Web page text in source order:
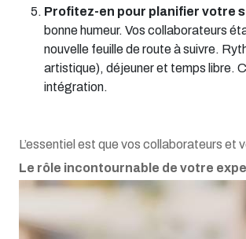
Profitez-en pour planifier votre
bonne humeur. Vos collaborateurs
nouvelle feuille de route à suivre.
artistique), déjeuner et temps libre.
intégration.
L’essentiel est que vos collaborateurs
Le rôle incontournable de votre